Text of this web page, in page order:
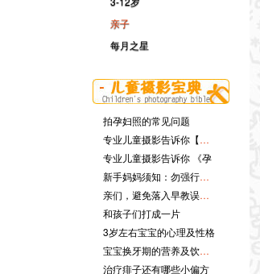
亲子
每月之星
拍孕妇照的常见问题
专业儿童摄影告诉你【提升
专业儿童摄影告诉你 《孕
新手妈妈须知：勿强行摇醒
亲们，避免落入早教误区哦
和孩子们打成一片
3岁左右宝宝的心理及性格
宝宝换牙期的营养及饮食注
治疗痱子还有哪些小偏方